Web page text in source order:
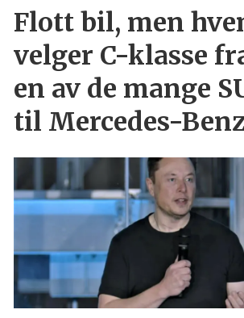
Flott bil, men
velger C-klasse
en av de mange
til Mercedes-